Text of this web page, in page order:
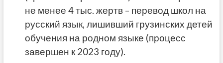
не менее 4 тыс. жертв – перевод школ на
русский язык, лишивший грузинских детей
обучения на родном языке (процесс
завершен к 2023 году).